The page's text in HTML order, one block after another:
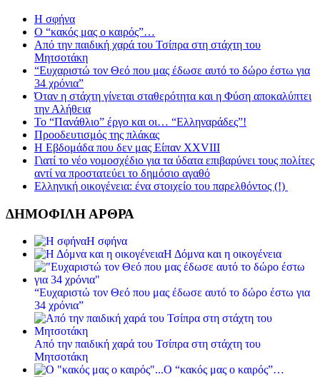
Η σφήνα
Ο “κακός μας ο καιρός”…
Από την παιδική χαρά του Τσίπρα στη στάχτη του
Μητσοτάκη
“Ευχαριστώ τον Θεό που μας έδωσε αυτό το δώρο έστω για
34 χρόνια”
Όταν η στάχτη γίνεται σταθερότητα και η Φύση αποκαλύπτει
την Αλήθεια
Το “Πανάθλιο” έργο και οι… “Ελληναράδες”!
Προοδευτισμός της πλάκας
Η Εβδομάδα που δεν μας Είπαν XXVIII
Γιατί το νέο νομοσχέδιο για τα ύδατα επιβαρύνει τους πολίτες
αντί να προστατεύει το δημόσιο αγαθό
Ελληνική οικογένεια: ένα στοιχείο του παρελθόντος (!)
ΔΗΜΟΦΙΛΗ ΑΡΘΡΑ
Η σφήνα
Η Δόμνα και η οικογένεια
“Ευχαριστώ τον Θεό που μας έδωσε αυτό το δώρο έστω για
34 χρόνια”
Από την παιδική χαρά του Τσίπρα στη στάχτη του
Μητσοτάκη
Ο “κακός μας ο καιρός”…